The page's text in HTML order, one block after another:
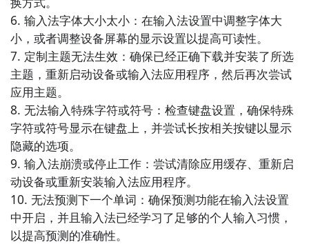
法，具有强大的词库和输入预测功能。它支持拼音、手
写、语音等多种输入方式，并且能够准确识别用户的输
入意图。华为输入法还提供了丰富的主题和表情包，用
户可以根据自己的喜好进行个性化设置。
7. 《搜狐输入法》- 搜狐输入法是一款功能全面的中文
输入法，支持拼音、手写、语音等多种输入方式。它具
有强大的词库和输入预测功能，能够准确识别用户的输
入意图。搜狐输入法还提供了丰富的表情包和主题，用
户可以根据个人喜好进行个性化设置。
8. 《乐视输入法》- 乐视输入法是一款智能中文输入
法，支持拼音、手写、语音等多种输入方式。它具有智
6. 输入法字体大小太小：在输入法设置中调整字体大
小，或者调整设备屏幕的显示设置以提高可读性。
7. 定制主题无法生效：确保已经正确下载并安装了所选
主题，重新启动设备或输入法应用程序，然后再次尝试
应用主题。
8. 无法输入特殊字符或符号：检查键盘设置，确保特殊
字符或符号显示在键盘上，并尝试长按相关按键以显示
隐藏的选项。
9. 输入法崩溃或停止工作：尝试清除应用缓存、重新启
动设备或重新安装输入法应用程序。
10. 无法预测下一个单词：确保预测功能在输入法设置
中开启，并且输入法已经学习了足够的个人输入习惯，
以提高预测的准确性。